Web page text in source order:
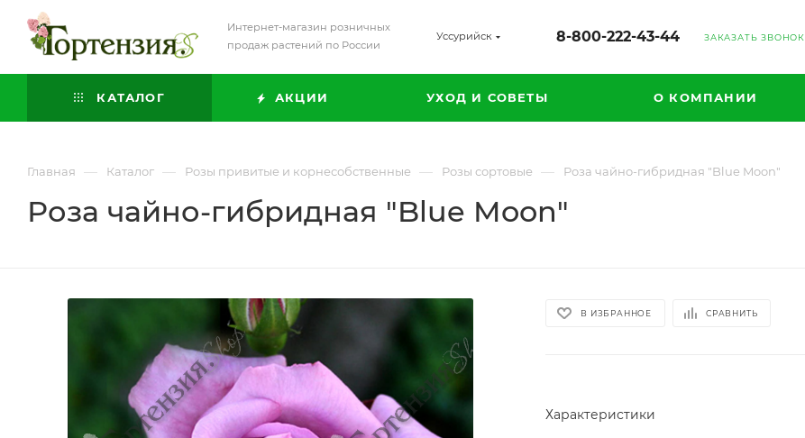
Интернет-магазин розничных
продаж растений по России
Уссурийск 8-800-222-43-44 ЗАКАЗАТЬ ЗВОНОК
КАТАЛОГ АКЦИИ УХОД И СОВЕТЫ О КОМПАНИИ
Главная — Каталог — Розы привитые и корнесобственные — Розы сортовые — Роза чайно-гибридная "Blue Moon"
Роза чайно-гибридная "Blue Moon"
В ИЗБРАННОЕ СРАВНИТЬ
Характеристики